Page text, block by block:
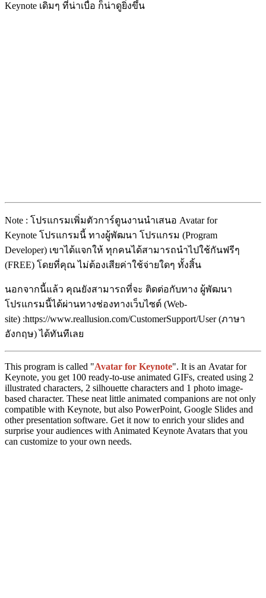
Keynote เดิมๆ ที่น่าเบื่อ ก็น่าดูยิ่งขึ้น
Note : โปรแกรมเพิ่มตัวการ์ตูนงานนำเสนอ Avatar for
Keynote โปรแกรมนี้ ทางผู้พัฒนา โปรแกรม (Program
Developer) เขาได้แจกให้ ทุกคนได้สามารถนำไปใช้กันฟรีๆ
(FREE) โดยที่คุณ ไม่ต้องเสียค่าใช้จ่ายใดๆ ทั้งสิ้น
นอกจากนี้แล้ว คุณยังสามารถที่จะ ติดต่อกับทาง ผู้พัฒนา
โปรแกรมนี้ได้ผ่านทางช่องทางเว็บไซต์ (Web-
site) :https://www.reallusion.com/CustomerSupport/User (ภาษา
อังกฤษ) ได้ทันทีเลย
This program is called "Avatar for Keynote". It is an Avatar for
Keynote, you get 100 ready-to-use animated GIFs, created using 2
illustrated characters, 2 silhouette characters and 1 photo image-
based character. These neat little animated companions are not only
compatible with Keynote, but also PowerPoint, Google Slides and
other presentation software. Get it now to enrich your slides and
surprise your audiences with Animated Keynote Avatars that you
can customize to your own needs.